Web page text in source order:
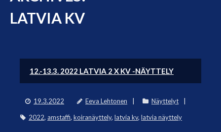
LATVIA KV
12.-13.3. 2022 LATVIA 2 X KV -NÄYTTELY
19.3.2022 Eeva Lehtonen Näyttelyt
2022, amstaffi, koiranäyttely, latvia kv, latvia näyttely